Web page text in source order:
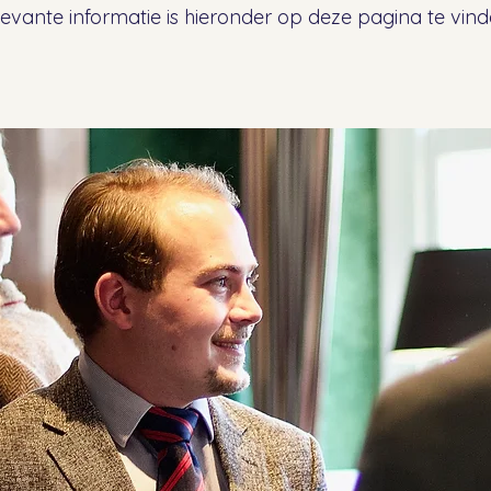
informatie is hieronder op deze pagina te